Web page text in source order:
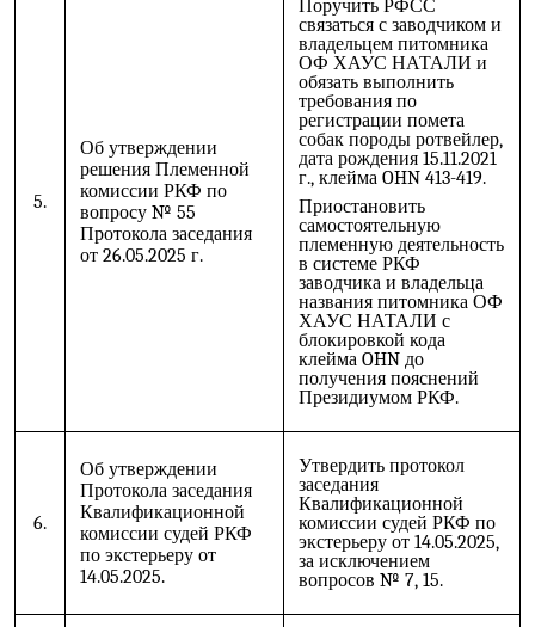
5.
Об утверждении
решения Племенной
комиссии РКФ по
вопросу № 55
Протокола заседания
от 26.05.2025 г.
Поручить РФСС
связаться с заводчиком и
владельцем питомника
ОФ ХАУС НАТАЛИ и
обязать выполнить
требования по
регистрации помета
собак породы ротвейлер,
дата рождения 15.11.2021
г., клейма OHN 413-419.
Приостановить
самостоятельную
племенную деятельность
в системе РКФ
заводчика и владельца
названия питомника ОФ
ХАУС НАТАЛИ с
блокировкой кода
клейма OHN до
получения пояснений
Президиумом РКФ.
6.
Об утверждении
Протокола заседания
Квалификационной
комиссии судей РКФ
по экстерьеру от
14.05.2025.
Утвердить протокол
заседания
Квалификационной
комиссии судей РКФ по
экстерьеру от 14.05.2025,
за исключением
вопросов № 7, 15.